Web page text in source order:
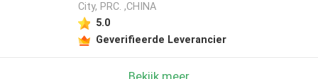
City, PRC. ,CHINA
5.0
Geverifieerde Leverancier
Bekijk meer